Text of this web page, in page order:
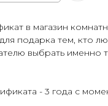
в магазин
подарка тем, кто
выбрать именно
- 3 года с